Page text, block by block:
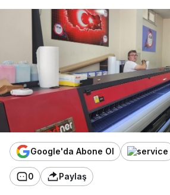
Google'da Abone Ol
0 Paylaş